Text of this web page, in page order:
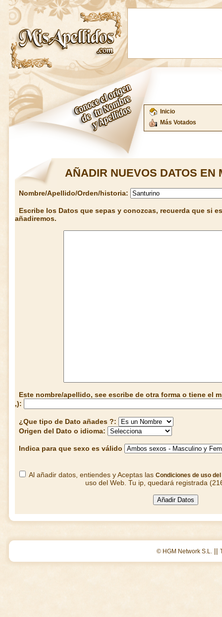
Inicio
Más Votados
AÑADIR NUEVOS DATOS EN
Nombre/Apellido/Orden/historia:
Escribe los Datos que sepas y conozcas, recuerda que si
añadiremos.
Este nombre/apellido, see escribe de otra forma o tiene el
,):
¿Que tipo de Dato añades ?:
Origen del Dato o idioma:
Indica para que sexo es válido
Al añadir datos, entiendes y Aceptas las Condiciones de uso del
uso del Web. Tu ip, quedará registrada
© HGM Network S.L. ||